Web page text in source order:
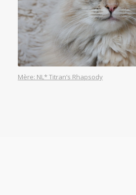
Mère: NL* Titran’s Rhapsody